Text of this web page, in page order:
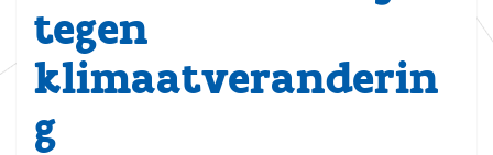
tegen
klimaatveranderin
g